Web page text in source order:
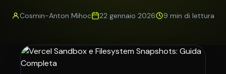
Cosmin-Anton Mihoc 22 gennaio 2026 9 min di lettura